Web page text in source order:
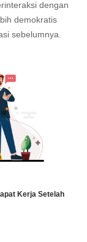
dengan
demokratis
sebelumnya.
Kerja Setelah